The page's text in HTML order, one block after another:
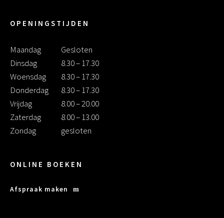
OPENINGSTIJDEN
Maandag
Gesloten
Dinsdag
8.30 – 17.30
Woensdag
8.30 – 17.30
Donderdag
8.30 – 17.30
Vrijdag
8.00 – 20.00
Zaterdag
8.00 – 13.00
Zondag
gesloten
ONLINE BOEKEN
Afspraak maken